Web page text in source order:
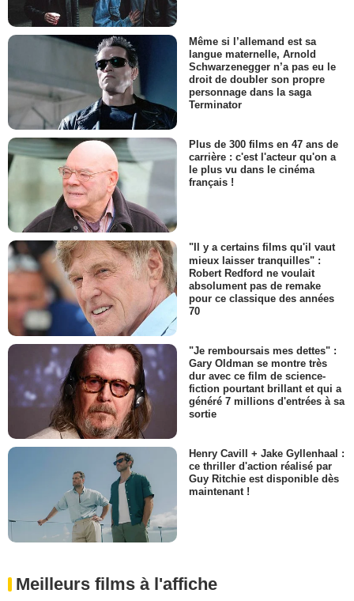
Même si l’allemand est sa
langue maternelle, Arnold
Schwarzenegger n’a pas eu le
droit de doubler son propre
personnage dans la saga
Terminator
Plus de 300 films en 47 ans de
carrière : c'est l'acteur qu'on a
le plus vu dans le cinéma
français !
"Il y a certains films qu'il vaut
mieux laisser tranquilles" :
Robert Redford ne voulait
absolument pas de remake
pour ce classique des années
70
"Je remboursais mes dettes" :
Gary Oldman se montre très
dur avec ce film de science-
fiction pourtant brillant et qui a
généré 7 millions d'entrées à sa
sortie
Henry Cavill + Jake Gyllenhaal :
ce thriller d'action réalisé par
Guy Ritchie est disponible dès
maintenant !
Meilleurs films à l'affiche